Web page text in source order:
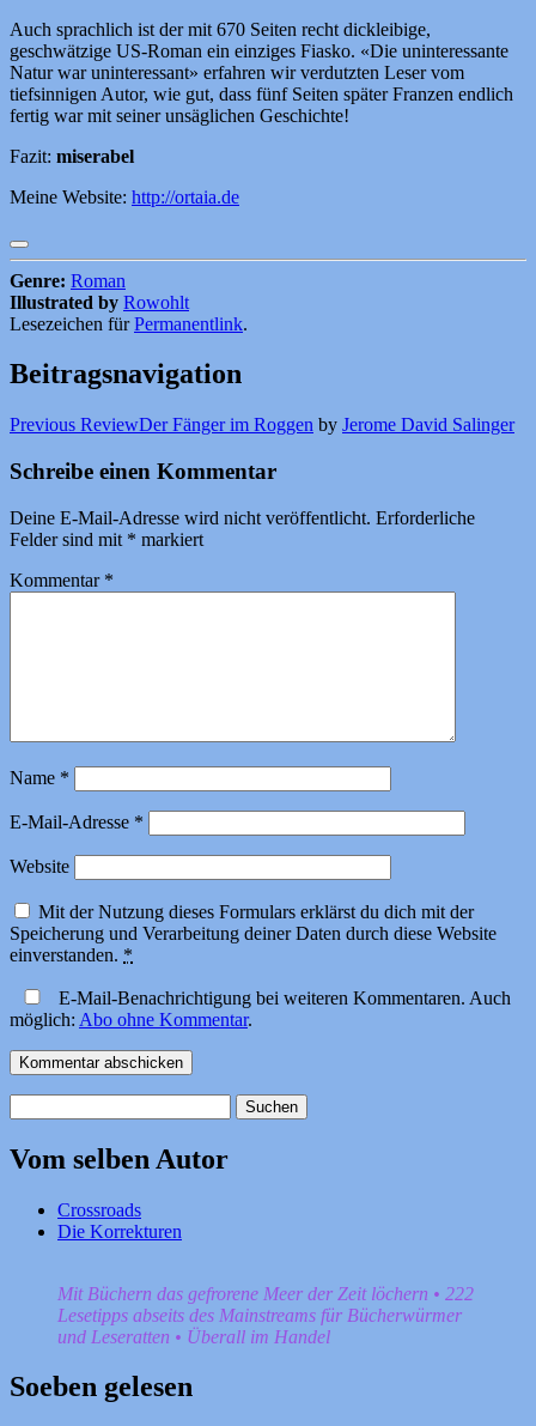
Auch sprachlich ist der mit 670 Seiten recht dickleibige,
geschwätzige US-Roman ein einziges Fiasko. «Die uninteressante
Natur war uninteressant» erfahren wir verdutzten Leser vom
tiefsinnigen Autor, wie gut, dass fünf Seiten später Franzen endlich
fertig war mit seiner unsäglichen Geschichte!
Fazit: miserabel
Meine Website: http://ortaia.de
Genre: Roman
Illustrated by Rowohlt
Lesezeichen fürPermanentlink.
Beitragsnavigation
Previous ReviewDer Fänger im Roggen by Jerome David Salinger
Schreibe einen Kommentar
Deine E-Mail-Adresse wird nicht veröffentlicht. Erforderliche
Felder sind mit * markiert
Kommentar *
Name *
E-Mail-Adresse *
Website
Mit der Nutzung dieses Formulars erklärst du dich mit der
Speicherung und Verarbeitung deiner Daten durch diese Website
einverstanden. *
E-Mail-Benachrichtigung bei weiteren Kommentaren. Auch
möglich: Abo ohne Kommentar.
nach:
Vom selben Autor
Crossroads
Die Korrekturen
Mit Büchern das gefrorene Meer der Zeit löchern • 222
Lesetipps abseits des Mainstreams für Bücherwürmer
und Leseratten • Überall im Handel
Soeben gelesen